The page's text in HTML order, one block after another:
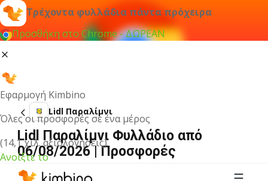
Τρέχοντα φυλλάδια πάντα πρόχειρα
Προσθήκη στο Chrome - ΔΩΡΕΑΝ
Εφαρμογή Kimbino
Όλες οι προσφορές σε ένα μέρος
(14,1 χιλ. αξιολογήσεις)
Ανοίξτε το
Lidl Παραλίμνι
Lidl Παραλίμνι Φυλλάδιο από
06/08/2026 | Προσφορές